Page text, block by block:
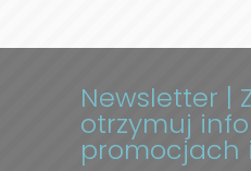
Newsletter |
otrzymuj
promocjach